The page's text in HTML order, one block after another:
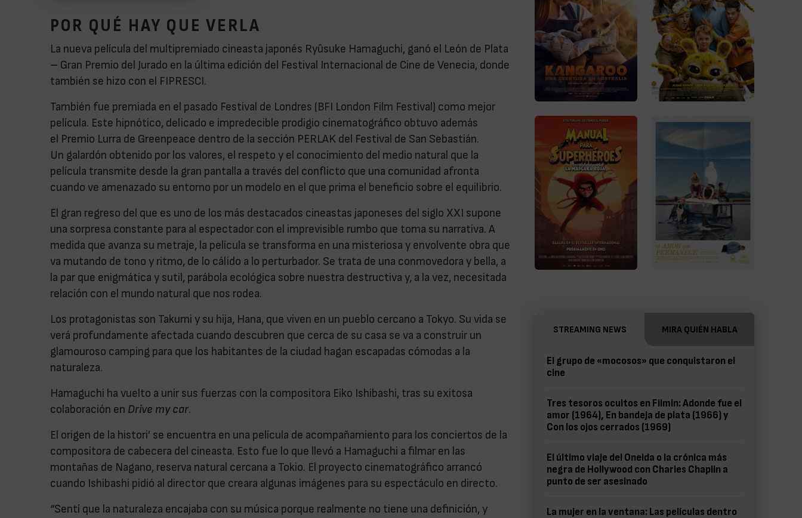
POR QUÉ HAY QUE VERLA
La nueva película del multipremiado cineasta japonés Ryûsuke Hamaguchi, ganó el León de Plata
– Gran Premio del Jurado en la última edición del Festival Internacional de Cine de Venecia, donde
también se hizo con el FIPRESCI.
También fue premiada en el pasado Festival de Londres (BFI London Film Festival) como mejor
película. Este hipnótico, delicado e impredecible prodigio cinematográfico obtuvo además
el Premio Lurra de Greenpeace dentro de la sección PERLAK del Festival de San Sebastián.
Un galardón obtenido por los valores, el respeto y el conocimiento del medio natural que la
película transmite desde la gran pantalla a través del conflicto que una comunidad afronta
cuando ve amenazado su entorno por un modelo en el que prima el beneficio sobre el equilibrio.
El gran regreso del que es uno de los más destacados cineastas japoneses del siglo XXI supone
una sorpresa constante para al espectador con el imprevisible rumbo que toma su narrativa. A
medida que avanza su metraje, la película se transforma en una misteriosa y envolvente obra que
va mutando de tono y ritmo, de lo cálido a lo perturbador. Se trata de una conmovedora y bella, a
la par que enigmática y sutil, parábola ecológica sobre nuestra destructiva y, a la vez, necesitada
relación con el mundo natural que nos rodea.
Los protagonistas son Takumi y su hija, Hana, que viven en un pueblo cercano a Tokyo. Su vida se
verá profundamente afectada cuando descubren que cerca de su casa se va a construir un
glamouroso camping para que los habitantes de la ciudad hagan escapadas cómodas a la
naturaleza.
Hamaguchi ha vuelto a unir sus fuerzas con la compositora Eiko Ishibashi, tras su exitosa
colaboración en Drive my car.
El origen de la histori’ se encuentra en una película de acompañamiento para los conciertos de la
compositora de cabecera del cineasta. Esto fue lo que llevó a Hamaguchi a filmar en las
montañas de Nagano, reserva natural cercana a Tokio. El proyecto cinematográfico arrancó
cuando Ishibashi pidió al director que creara algunas imágenes para su espectáculo en directo.
“Sentí que la naturaleza encajaba con su música porque realmente no tiene una definición, y
STREAMING NEWS MIRA QUIÉN HABLA
El grupo de «mocosos» que conquistaron el
cine
Tres tesoros ocultos en Filmin: Adonde fue el
amor (1964), En bandeja de plata (1966) y
Con los ojos cerrados (1969)
El último viaje del Oneida o la crónica más
negra de Hollywood con Charles Chaplin a
punto de ser asesinado
La mujer en la ventana: Las películas dentro